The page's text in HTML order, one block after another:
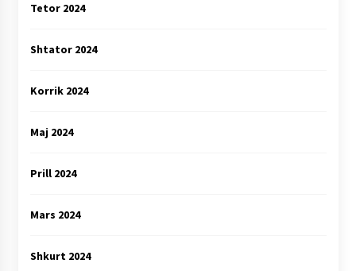
Tetor 2024
Shtator 2024
Korrik 2024
Maj 2024
Prill 2024
Mars 2024
Shkurt 2024